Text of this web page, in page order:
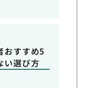
おすすめ5
い選び方